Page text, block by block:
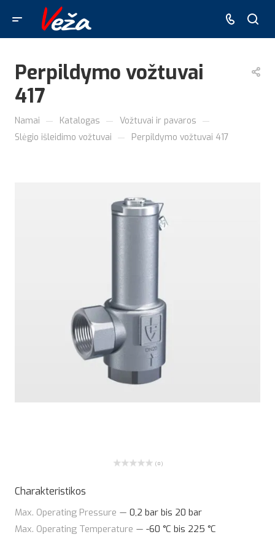
Perpildymo vožtuvai
417
Namai — Katalogas — Vožtuvai ir pavaros —
Slėgio išleidimo vožtuvai — Perpildymo vožtuvai 417
( 0 )
Charakteristikos
Max. Operating Pressure — 0,2 bar bis 20 bar
Max. Operating Temperature — -60 °C bis 225 °C